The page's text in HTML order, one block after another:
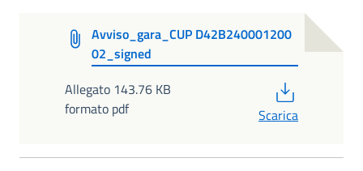
Avviso_gara_CUP D42B240001200
02_signed
Allegato 143.76 KB
formato pdf
Scarica